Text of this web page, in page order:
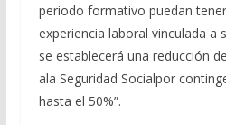
periodo formativo puedan
experiencia laboral vinculada a
se establecerá una reducción
ala Seguridad Socialpor
hasta el 50%”.